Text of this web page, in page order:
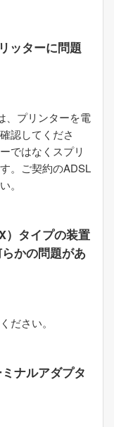
ッターに問題
、プリンターを電
認してくださ
ではなくスプリ
。ご契約のADSL
。
）タイプの装置
かの問題があ
ださい。
ナルアダプタ